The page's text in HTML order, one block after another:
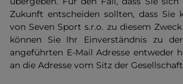
Zukunft entscheiden sollten, dass Sie
von Seven Sport s.r.o. zu diesem
können Sie Ihr Einverständnis zu
angeführten E-Mail Adresse entweder
an die Adresse vom Sitz der